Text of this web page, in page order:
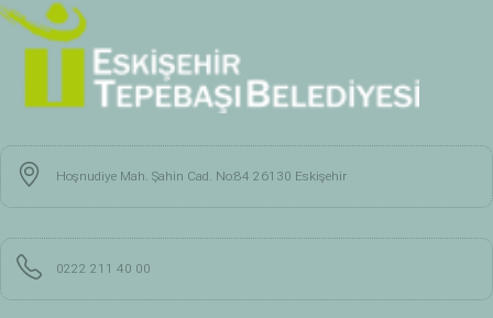
Hoşnudiye Mah. Şahin Cad. No:84 26130 Eskişehir
0222 211 40 00